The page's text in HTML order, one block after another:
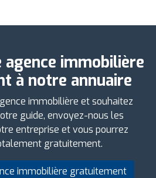
immobilière
à notre annuaire
immobilière et souhaitez
guide, envoyez-nous les
entreprise et vous pourrez
gratuitement.
immobilière gratuitement